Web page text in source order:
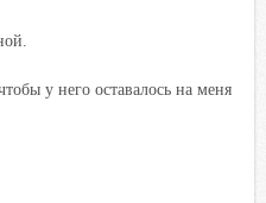
у него оставалось на меня